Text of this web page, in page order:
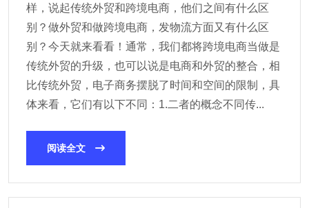
样，说起传统外贸和跨境电商，他们之间有什么区
别？做外贸和做跨境电商，发物流方面又有什么区
别？今天就来看看！通常，我们都将跨境电商当做是
传统外贸的升级，也可以说是电商和外贸的整合，相
比传统外贸，电子商务摆脱了时间和空间的限制，具
体来看，它们有以下不同：1.二者的概念不同传...
阅读全文